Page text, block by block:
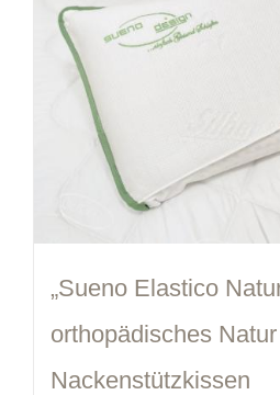
„Sueno Elastico
orthopädisches Natur
Nackenstützkissen